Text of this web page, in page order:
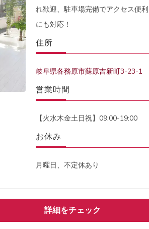
れ歓迎、駐車場完備でアクセス便
にも対応！
住所
岐阜県各務原市蘇原吉新町3-23-1
営業時間
【火水木金土日祝】09:00-19:00
お休み
月曜日、不定休あり
詳細をチェック